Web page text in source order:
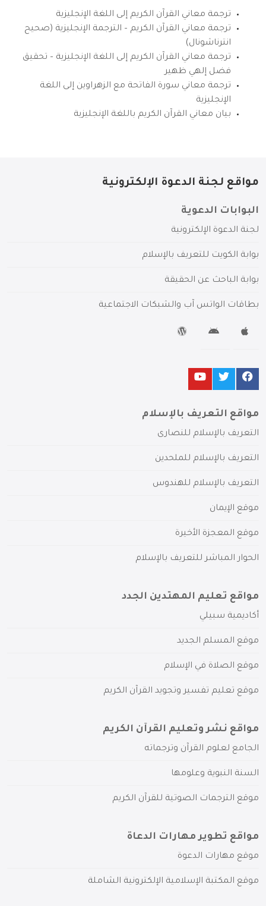
ترجمة معاني القرآن الكريم إلى اللغة الإنجليزية
ترجمة معاني القرآن الكريم – الترجمة الإنجليزية (صحيح
انترناشونال)
ترجمة معاني القرآن الكريم إلى اللغة الإنجليزية – تحقيق
فضل إلهي ظهير
ترجمة معاني سورة الفاتحة مع الزهراوين إلى اللغة
الإنجليزية
بيان معاني القرآن الكريم باللغة الإنجليزية
مواقع لجنة الدعوة الإلكترونية
البوابات الدعوية
لجنة الدعوة الإلكترونية
بوابة الكويت للتعريف بالإسلام
بوابة الباحث عن الحقيقة
بطاقات الواتس آب والشبكات الاجتماعية
مواقع التعريف بالإسلام
التعريف بالإسلام للنصارى
التعريف بالإسلام للملحدين
التعريف بالإسلام للهندوس
موقع الإيمان
موقع المعجزة الأخيرة
الحوار المباشر للتعريف بالإسلام
مواقع تعليم المهتدين الجدد
أكاديمية سبيلي
موقع المسلم الجديد
موقع الصلاة في الإسلام
موقع تعليم تفسير وتجويد القرآن الكريم
مواقع نشر وتعليم القرآن الكريم
الجامع لعلوم القرآن وترجماته
السنة النبوية وعلومها
موقع الترجمات الصوتية للقرآن الكريم
مواقع تطوير مهارات الدعاة
موقع مهارات الدعوة
موقع المكتبة الإسلامية الإلكترونية الشاملة